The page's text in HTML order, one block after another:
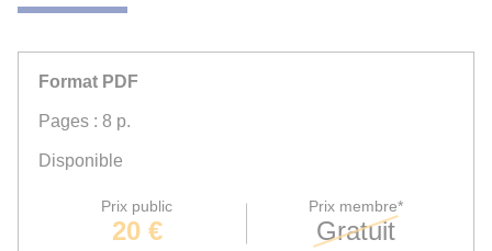
Format PDF
Pages : 8 p.
Disponible
Prix public
20 €
Prix membre*
Gratuit